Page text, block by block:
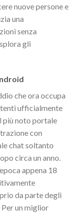
nuove persone e
una
senza
gli
che ora occupa
ufficialmente
più noto portale
con
chat soltanto
circa un anno.
appena 18
da parte degli
un miglior